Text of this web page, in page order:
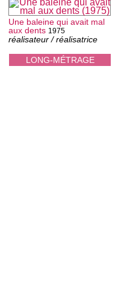
LONG-MÉTRAGE
Une baleine qui avait mal
aux dents 1975
réalisateur / réalisatrice